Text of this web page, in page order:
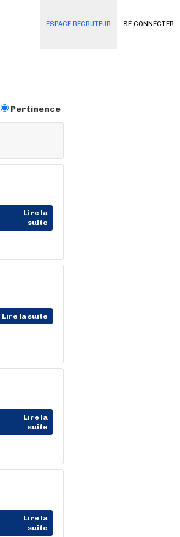
SE CONNECTER
ESPACE RECRUTEUR
Pertinence
Lire la
suite
Lire la suite
Lire la
suite
Lire la
suite